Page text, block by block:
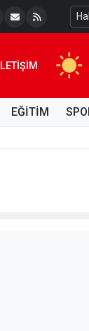
Kuyusu Temiz
EĞİTİM